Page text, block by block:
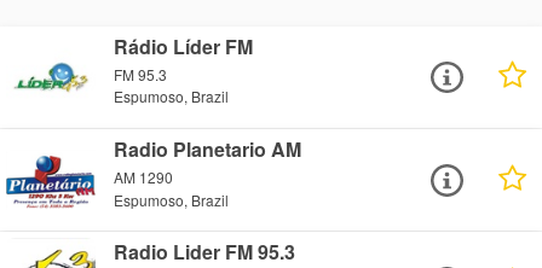
Rádio Líder FM
FM 95.3
Espumoso, Brazil
Radio Planetario AM
AM 1290
Espumoso, Brazil
Radio Lider FM 95.3